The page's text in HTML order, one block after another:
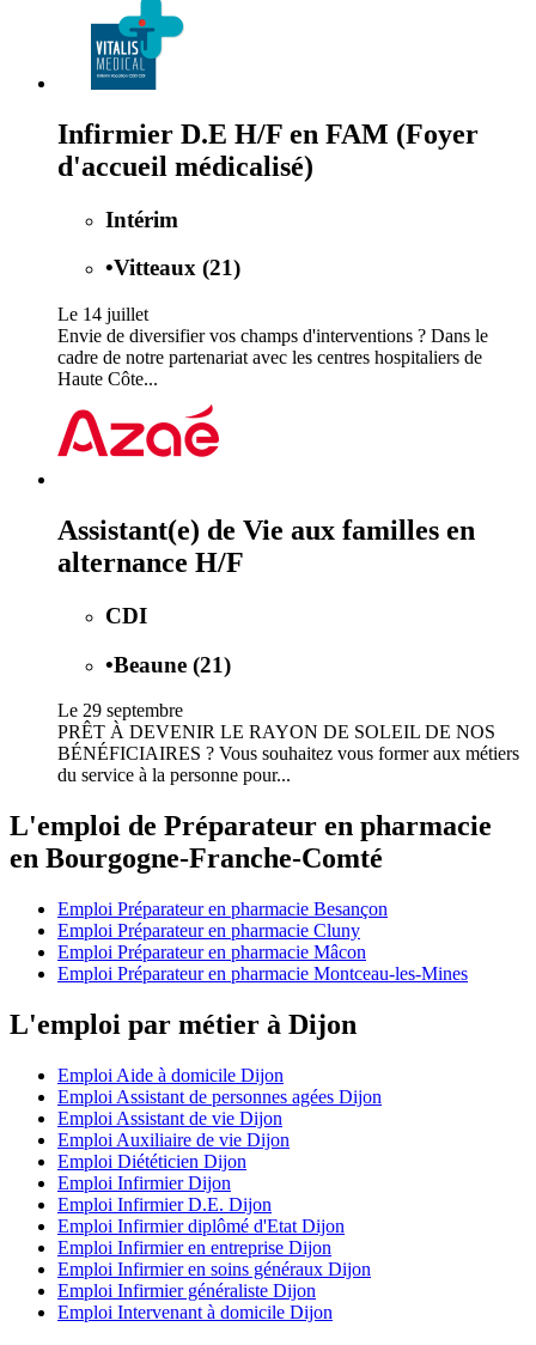
Infirmier D.E H/F en FAM (Foyer
d'accueil médicalisé)
Intérim
•Vitteaux (21)
Le 14 juillet
Envie de diversifier vos champs d'interventions ? Dans le
cadre de notre partenariat avec les centres hospitaliers de
Haute Côte...
Assistant(e) de Vie aux familles en
alternance H/F
CDI
•Beaune (21)
Le 29 septembre
PRÊT À DEVENIR LE RAYON DE SOLEIL DE NOS
BÉNÉFICIAIRES ? Vous souhaitez vous former aux métiers
du service à la personne pour...
L'emploi de Préparateur en pharmacie
en Bourgogne-Franche-Comté
Emploi Préparateur en pharmacie Besançon
Emploi Préparateur en pharmacie Cluny
Emploi Préparateur en pharmacie Mâcon
Emploi Préparateur en pharmacie Montceau-les-Mines
L'emploi par métier à Dijon
Emploi Aide à domicile Dijon
Emploi Assistant de personnes agées Dijon
Emploi Assistant de vie Dijon
Emploi Auxiliaire de vie Dijon
Emploi Diététicien Dijon
Emploi Infirmier Dijon
Emploi Infirmier D.E. Dijon
Emploi Infirmier diplômé d'Etat Dijon
Emploi Infirmier en entreprise Dijon
Emploi Infirmier en soins généraux Dijon
Emploi Infirmier généraliste Dijon
Emploi Intervenant à domicile Dijon